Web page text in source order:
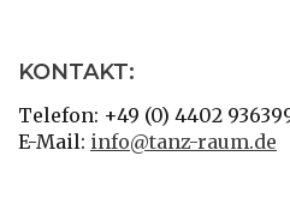
KONTAKT:
Telefon: +49 (0) 4402
E-Mail: info@tanz-raum.de